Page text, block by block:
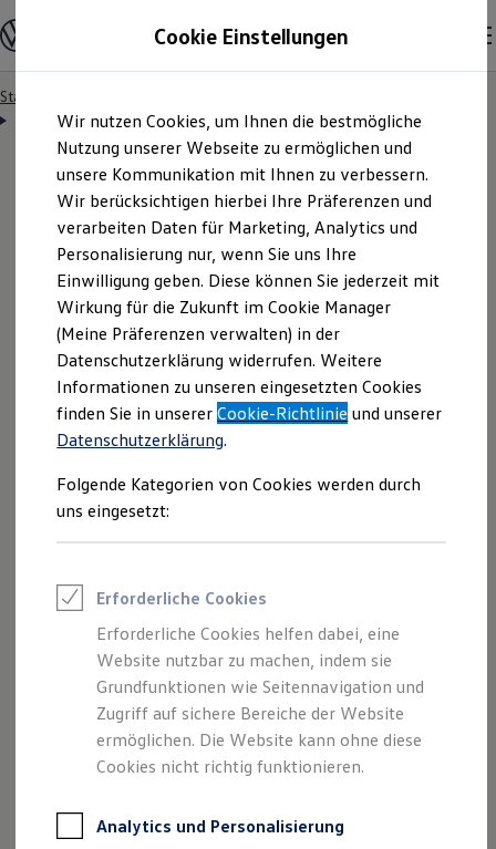
Hauptinhalt
springen
Footer
springen
Modelle & Konfigurator
Nutzfahrzeugkategorien entdecken
Modelle konfigurieren
Vorgängermodelle und Oldtimer
Vorgängermodelle
Oldtimer
Bulli Historie
Branchenlösungen & Gewerbekunden
Umbaulösungen und Hersteller finden
Auf- und Umbauten entdecken & konfigurieren
Groß- und Sonderkunden
Großkunden
Kommunen & Behörden
Journalisten
Sportvereine
Branchenlösungen
Bau & Handwerk
Gewerbliche Personenbeförderung
Service & mobile Werkstätten
Kurier, Logistik & Handel
Kühlfahrzeuge
Feuerwehr
ONE Business ID Vorteile
Fahrzeuge online kaufen
Digitaler Marktplatz
Kauf & Finanzierung
Online-Fahrzeugbewertung
Aktionen & Angebote
E-Auto-Förderung
Für Privatkunden
Für Gewerbekunden
Profi Paket
ProfiPartner für Gebrauchtwagen
Startseite
Servicetermin anfragen
Servicetermin bequem
online anfragen
Nutzen Sie unser Onlineformular, um schnell und
unkompliziert einen Servicetermin bei Ihrem
Volkswagen NutzfahrzeugePartner anzufragen.
Cookie Einstellungen
Wir nutzen Cookies, um Ihnen die bestmögliche
Nutzung unserer Webseite zu ermöglichen und
unsere Kommunikation mit Ihnen zu verbessern.
Wir berücksichtigen hierbei Ihre Präferenzen und
verarbeiten Daten für Marketing, Analytics und
Personalisierung nur, wenn Sie uns Ihre
Einwilligung geben. Diese können Sie jederzeit mit
Wirkung für die Zukunft im Cookie Manager
(Meine Präferenzen verwalten) in der
Datenschutzerklärung widerrufen. Weitere
Informationen zu unseren eingesetzten Cookies
finden Sie in unsererCookie-Richtlinie und unserer
Datenschutzerklärung.
Folgende Kategorien von Cookies werden durch
uns eingesetzt:
Erforderliche Cookies
Erforderliche Cookies helfen dabei, eine
Website nutzbar zu machen, indem sie
Grundfunktionen wie Seitennavigation und
Zugriff auf sichere Bereiche der Website
ermöglichen. Die Website kann ohne diese
Cookies nicht richtig funktionieren.
Analytics und Personalisierung